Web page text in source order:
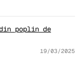
poplin de
19/03/2025